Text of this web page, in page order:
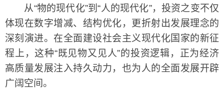
从“物的现代化”到“人的现代化”，投资之变不仅
体现在数字增减、结构优化，更折射出发展理念的
深刻演进。在全面建设社会主义现代化国家的新征
程上，这种“既见物又见人”的投资逻辑，正为经济
高质量发展注入持久动力，也为人的全面发展开辟
广阔空间。